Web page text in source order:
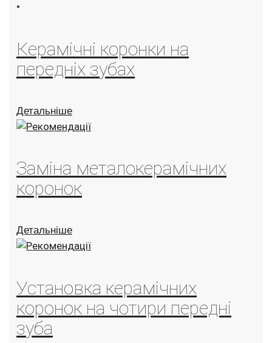
•
Керамічні коронки на
передніх зубах
Детальніше
Заміна металокерамічних
коронок
Детальніше
Установка керамічних
коронок на чотири передні
зуба